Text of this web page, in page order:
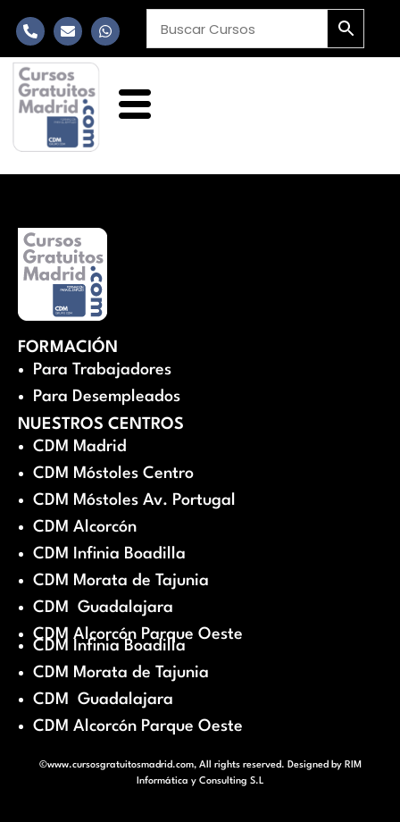
FORMACIÓN
Para Trabajadores
Para Desempleados
NUESTROS CENTROS
CDM Madrid
CDM Móstoles Centro
CDM Móstoles Av. Portugal
CDM Alcorcón
CDM Infinia Boadilla
CDM Morata de Tajunia
CDM Guadalajara
CDM Alcorcón Parque Oeste
CDM Infinia Boadilla
CDM Morata de Tajunia
CDM Guadalajara
CDM Alcorcón Parque Oeste
©www.cursosgratuitosmadrid.com, All rights reserved. Designed by RIM
Informática y Consulting S.L